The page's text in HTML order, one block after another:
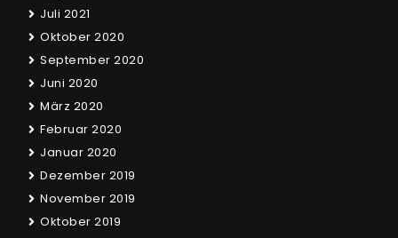
Juli 2021
Oktober 2020
September 2020
Juni 2020
März 2020
Februar 2020
Januar 2020
Dezember 2019
November 2019
Oktober 2019